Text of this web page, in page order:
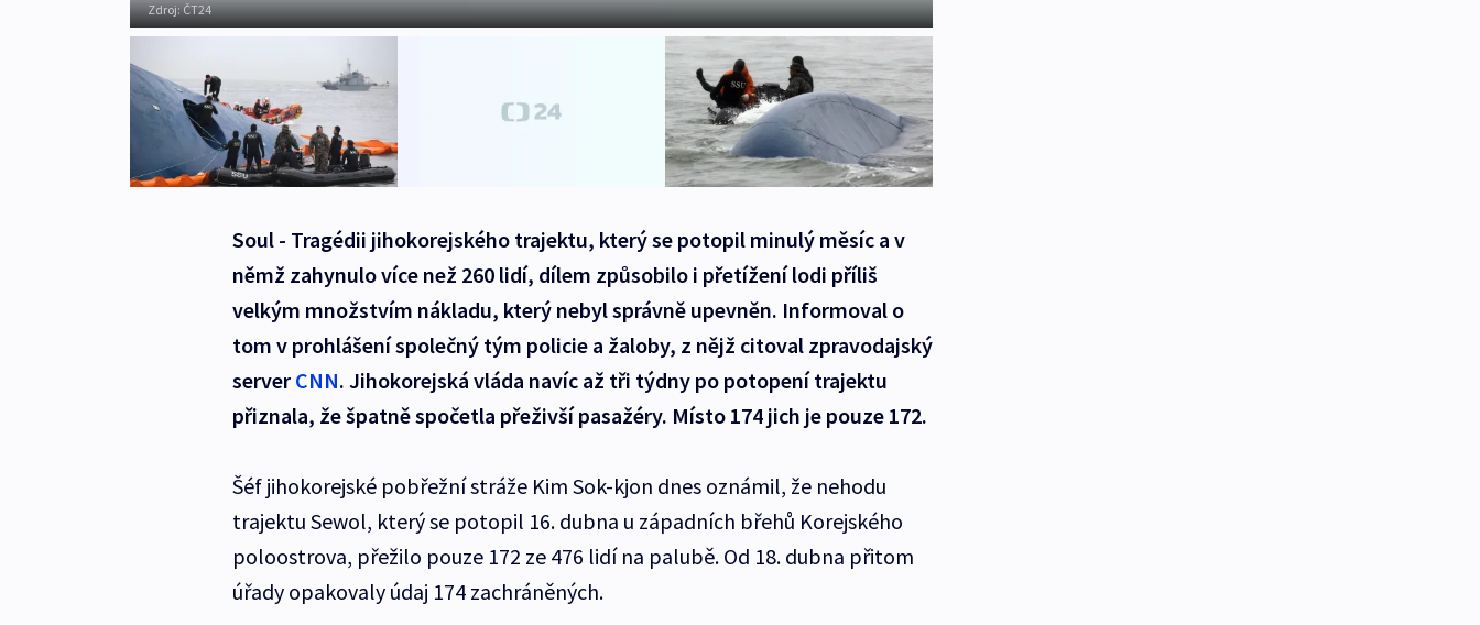
Zdroj:ČT24
Soul - Tragédii jihokorejského trajektu, který se potopil minulý měsíc a v
němž zahynulo více než 260 lidí, dílem způsobilo i přetížení lodi příliš
velkým množstvím nákladu, který nebyl správně upevněn. Informoval o
tom v prohlášení společný tým policie a žaloby, z nějž citoval zpravodajský
server CNN. Jihokorejská vláda navíc až tři týdny po potopení trajektu
přiznala, že špatně spočetla přeživší pasažéry. Místo 174 jich je pouze 172.
Šéf jihokorejské pobřežní stráže Kim Sok-kjon dnes oznámil, že nehodu
trajektu Sewol, který se potopil 16. dubna u západních břehů Korejského
poloostrova, přežilo pouze 172 ze 476 lidí na palubě. Od 18. dubna přitom
úřady opakovaly údaj 174 zachráněných.